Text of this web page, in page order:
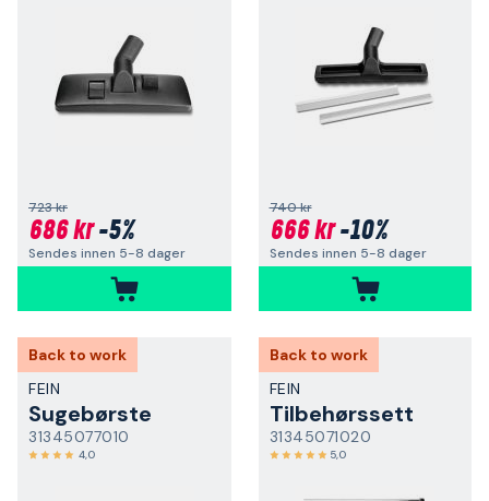
723 kr
686 kr-5%
Sendes innen 5-8 dager
740 kr
666 kr-10%
Sendes innen 5-8 dager
Back to work
FEIN
Sugebørste
31345077010
4,0
Back to work
FEIN
Tilbehørssett
31345071020
5,0